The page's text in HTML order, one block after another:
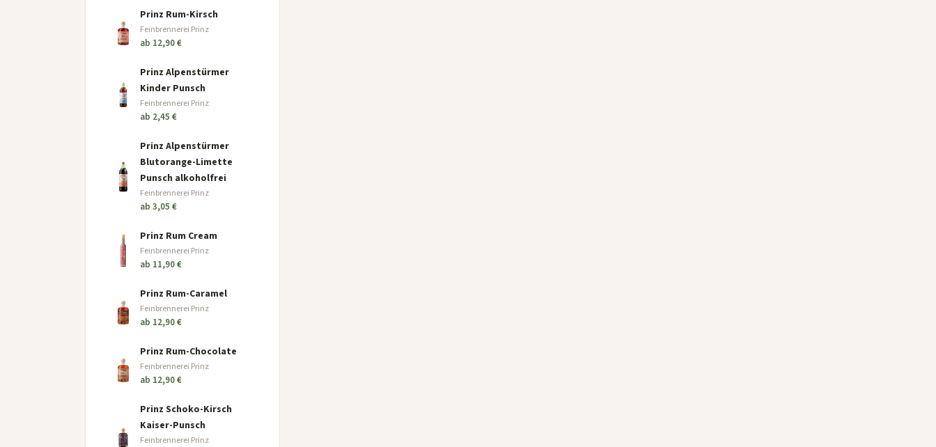
Prinz Rum-Kirsch
Feinbrennerei Prinz
ab 12,90 €
Prinz Alpenstürmer
Kinder Punsch
Feinbrennerei Prinz
ab 2,45 €
Prinz Alpenstürmer
Blutorange-Limette
Punsch alkoholfrei
Feinbrennerei Prinz
ab 3,05 €
Prinz Rum Cream
Feinbrennerei Prinz
ab 11,90 €
Prinz Rum-Caramel
Feinbrennerei Prinz
ab 12,90 €
Prinz Rum-Chocolate
Feinbrennerei Prinz
ab 12,90 €
Prinz Schoko-Kirsch
Kaiser-Punsch
Feinbrennerei Prinz